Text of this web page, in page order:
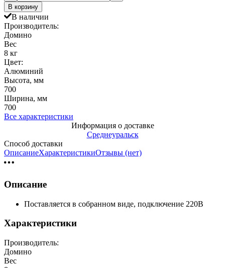
В корзину
В наличии
Производитель:
Домино
Вес
8 кг
Цвет:
Алюминий
Высота, мм
700
Ширина, мм
700
Все характеристики
Информация о доставке
Среднеуральск
Способ доставки
ОписаниеХарактеристикиОтзывы (нет)
Описание
Поставляется в собранном виде, подключение 220В
Характеристики
Производитель:
Домино
Вес